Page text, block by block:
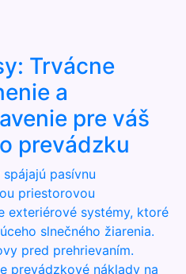
Trvácne
a
pre váš
prevádzku
pasívnu
priestorovou
exteriérové systémy, ktoré
slnečného žiarenia.
pred prehrievaním.
prevádzkové náklady na